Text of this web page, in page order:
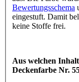
Bewertungsschema
eingestuft. Damit
keine Stoffe frei.
Aus welchen
Deckenfarbe Nr.